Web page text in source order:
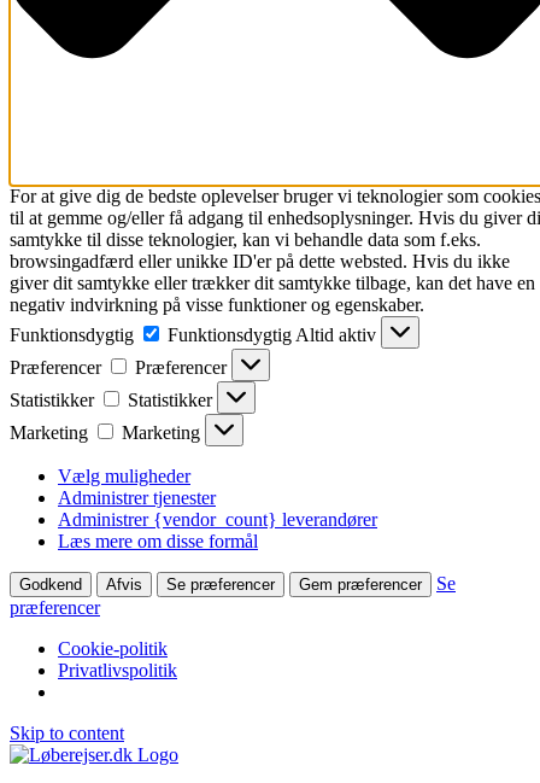
For at give dig de bedste oplevelser bruger vi teknologier som cookies
til at gemme og/eller få adgang til enhedsoplysninger. Hvis du giver
samtykke til disse teknologier, kan vi behandle data som f.eks.
browsingadfærd eller unikke ID'er på dette websted. Hvis du ikke
giver dit samtykke eller trækker dit samtykke tilbage, kan det have en
negativ indvirkning på visse funktioner og egenskaber.
Funktionsdygtig
Funktionsdygtig Altid aktiv
Præferencer
Præferencer
Statistikker
Statistikker
Marketing
Marketing
Vælg muligheder
Administrer tjenester
Administrer {vendor_count} leverandører
Læs mere om disse formål
Godkend Afvis Se præferencer Gem præferencer
Se
præferencer
Cookie-politik
Privatlivspolitik
Skip to content